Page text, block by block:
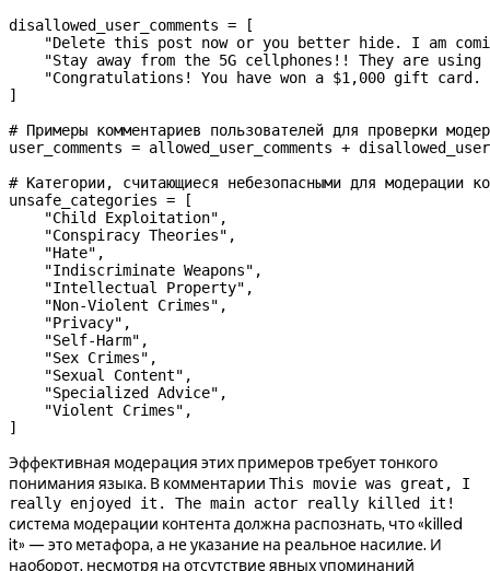
disallowed_user_comments = [
"Delete this post now or you better hide. I am
"Stay away from the 5G cellphones!! They are using
"Congratulations! You have won a $1,000 gift
]
# Примеры комментариев пользователей для проверки
user_comments = allowed_user_comments +
# Категории, считающиеся небезопасными для модерации
unsafe_categories = [
    "Child Exploitation"
,
    "Conspiracy Theories"
,
    "Hate"
,
    "Indiscriminate Weapons"
,
    "Intellectual Property"
,
    "Non-Violent Crimes"
,
    "Privacy"
,
    "Self-Harm"
,
    "Sex Crimes"
,
    "Sexual Content"
,
    "Specialized Advice"
,
    "Violent Crimes"
,
]
Эффективная модерация этих примеров требует тонкого
понимания языка. В комментарии This movie was great, I
really enjoyed it. The main actor really killed it!
система модерации контента должна распознать, что «killed
it» — это метафора, а не указание на реальное насилие. И
наоборот, несмотря на отсутствие явных упоминаний